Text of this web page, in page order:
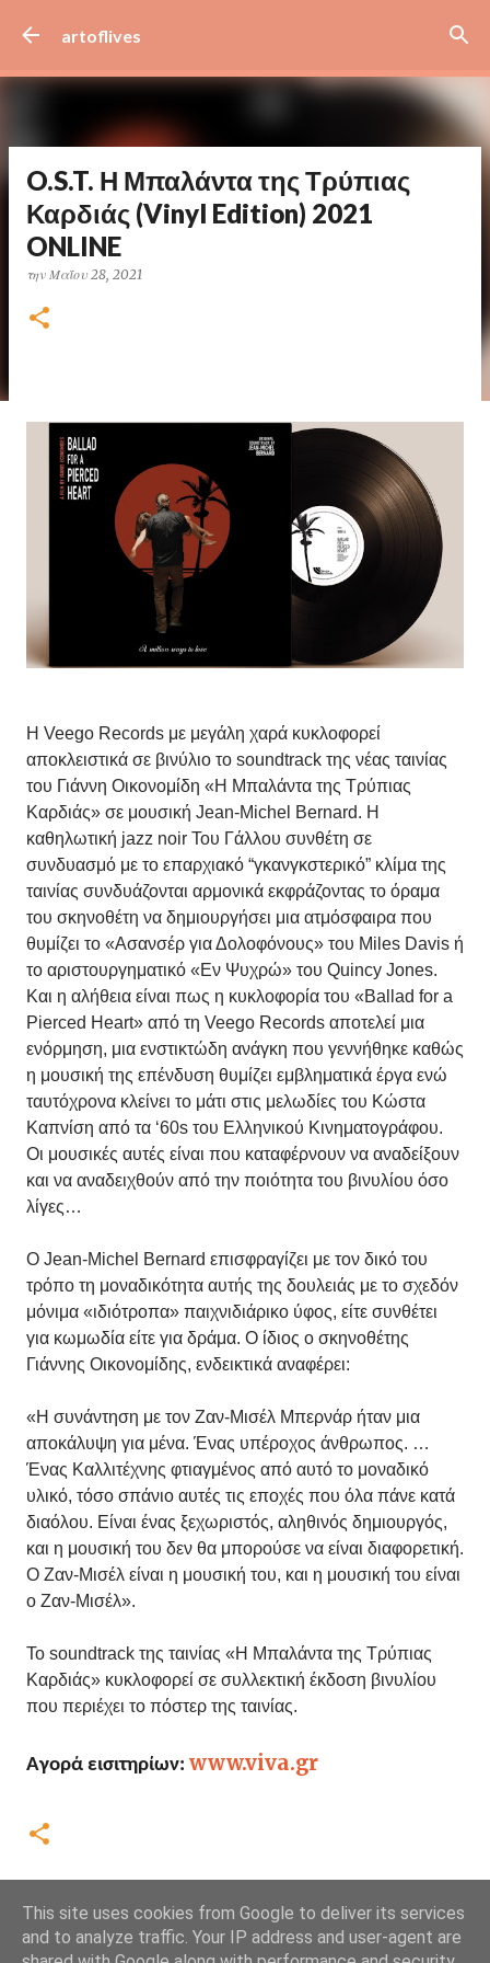
artoflives
O.S.T. Η Μπαλάντα της Τρύπιας
Καρδιάς (Vinyl Edition) 2021
ONLINE
την Μαΐου 28, 2021
Η Veego Records με μεγάλη χαρά κυκλοφορεί
αποκλειστικά σε βινύλιο το soundtrack της νέας ταινίας
του Γιάννη Οικονομίδη «Η Μπαλάντα της Τρύπιας
Καρδιάς» σε μουσική Jean-Michel Bernard. Η
καθηλωτική jazz noir Του Γάλλου συνθέτη σε
συνδυασμό με το επαρχιακό “γκανγκστερικό” κλίμα της
ταινίας συνδυάζονται αρμονικά εκφράζοντας το όραμα
του σκηνοθέτη να δημιουργήσει μια ατμόσφαιρα που
θυμίζει το «Ασανσέρ για Δολοφόνους» του Miles Davis ή
το αριστουργηματικό «Εν Ψυχρώ» του Quincy Jones.
Και η αλήθεια είναι πως η κυκλοφορία του «Ballad for a
Pierced Heart» από τη Veego Records αποτελεί μια
ενόρμηση, μια ενστικτώδη ανάγκη που γεννήθηκε καθώς
η μουσική της επένδυση θυμίζει εμβληματικά έργα ενώ
ταυτόχρονα κλείνει το μάτι στις μελωδίες του Κώστα
Καπνίση από τα ‘60s του Ελληνικού Κινηματογράφου.
Οι μουσικές αυτές είναι που καταφέρνουν να αναδείξουν
και να αναδειχθούν από την ποιότητα του βινυλίου όσο
λίγες…
Ο Jean-Michel Bernard επισφραγίζει με τον δικό του
τρόπο τη μοναδικότητα αυτής της δουλειάς με το σχεδόν
μόνιμα «ιδιότροπα» παιχνιδιάρικο ύφος, είτε συνθέτει
για κωμωδία είτε για δράμα. Ο ίδιος ο σκηνοθέτης
Γιάννης Οικονομίδης, ενδεικτικά αναφέρει:
«Η συνάντηση με τον Ζαν-Μισέλ Μπερνάρ ήταν μια
αποκάλυψη για μένα. Ένας υπέροχος άνθρωπος. …
Ένας Καλλιτέχνης φτιαγμένος από αυτό το μοναδικό
υλικό, τόσο σπάνιο αυτές τις εποχές που όλα πάνε κατά
διαόλου. Είναι ένας ξεχωριστός, αληθινός δημιουργός,
και η μουσική του δεν θα μπορούσε να είναι διαφορετική.
Ο Ζαν-Μισέλ είναι η μουσική του, και η μουσική του είναι
ο Ζαν-Μισέλ».
Το soundtrack της ταινίας «Η Μπαλάντα της Τρύπιας
Καρδιάς» κυκλοφορεί σε συλλεκτική έκδοση βινυλίου
που περιέχει το πόστερ της ταινίας.
Αγορά εισιτηρίων: www.viva.gr
This site uses cookies from Google to deliver its services
and to analyze traffic. Your IP address and user-agent are